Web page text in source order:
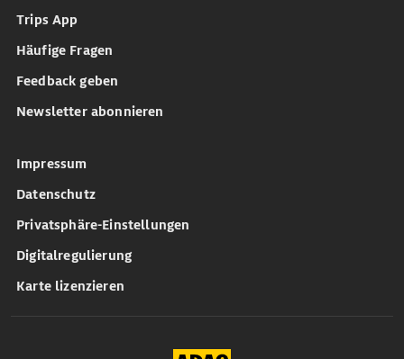
Trips App
Häufige Fragen
Feedback geben
Newsletter abonnieren
Impressum
Datenschutz
Privatsphäre-Einstellungen
Digitalregulierung
Karte lizenzieren